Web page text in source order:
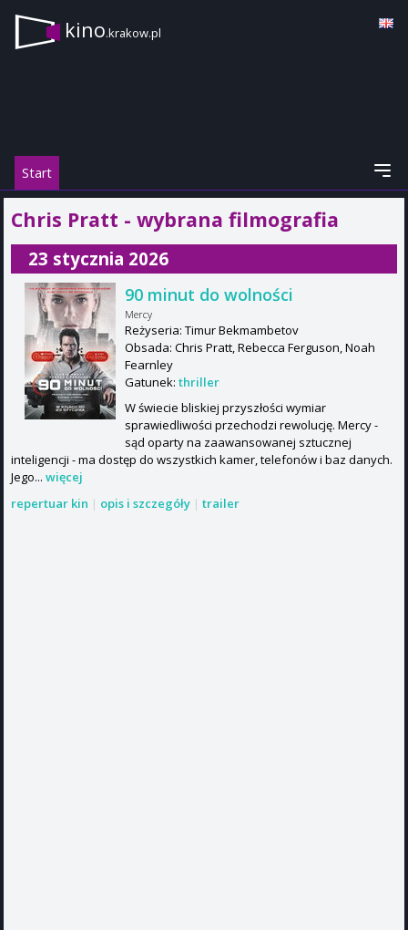
kino.krakow.pl
Start
Chris Pratt - wybrana filmografia
23 stycznia 2026
90 minut do wolności
Mercy
Reżyseria: Timur Bekmambetov
Obsada: Chris Pratt, Rebecca Ferguson, Noah
Fearnley
Gatunek: thriller
W świecie bliskiej przyszłości wymiar
sprawiedliwości przechodzi rewolucję. Mercy -
sąd oparty na zaawansowanej sztucznej
inteligencji - ma dostęp do wszystkich kamer, telefonów i baz danych.
Jego... więcej
repertuar kin | opis i szczegóły | trailer